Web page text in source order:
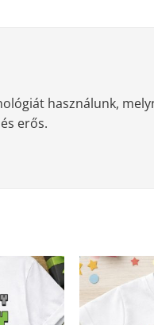
használunk,
erős.